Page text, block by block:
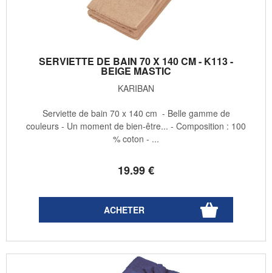
SERVIETTE DE BAIN 70 X 140 CM - K113 -
BEIGE MASTIC
KARIBAN
19.99€
Serviette de bain 70 x 140 cm - Belle gamme de
couleurs - Un moment de bien-être... - Composition : 100
% coton - ...